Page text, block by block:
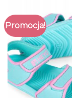
Promocja!